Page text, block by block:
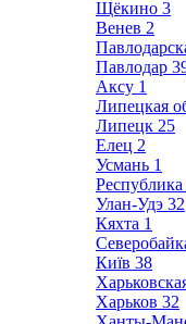
Щёкино 3
Венев 2
Павлодар
Аксу 1
Липецкая
Липецк 25
Елец 2
Усмань 1
Улан-Удэ 32
Кяхта 1
Київ 38
Харьков 32